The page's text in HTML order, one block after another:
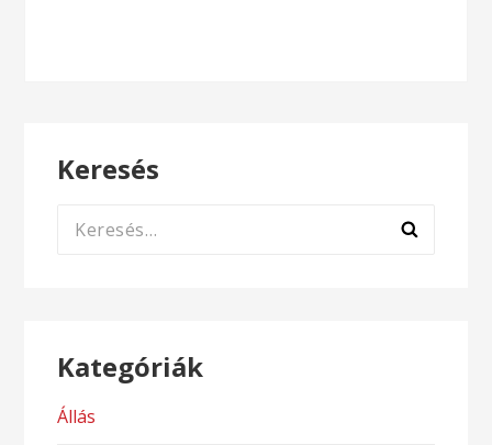
Keresés
Keresés:
Kategóriák
Állás